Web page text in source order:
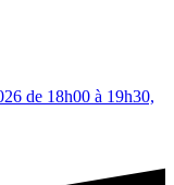
de 18h00 à 19h30,